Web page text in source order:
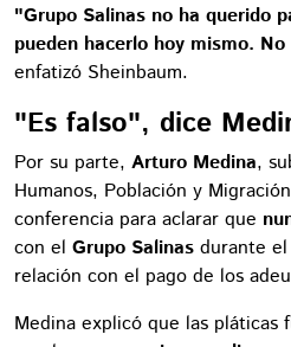
"Grupo Salinas no ha querido
pueden hacerlo hoy mismo.
enfatizó Sheinbaum.
"Es falso", dice
Por su parte, Arturo Medina,
Humanos, Población y
conferencia para aclarar que
con el Grupo Salinas durante
relación con el pago de los
Medina explicó que las pláticas